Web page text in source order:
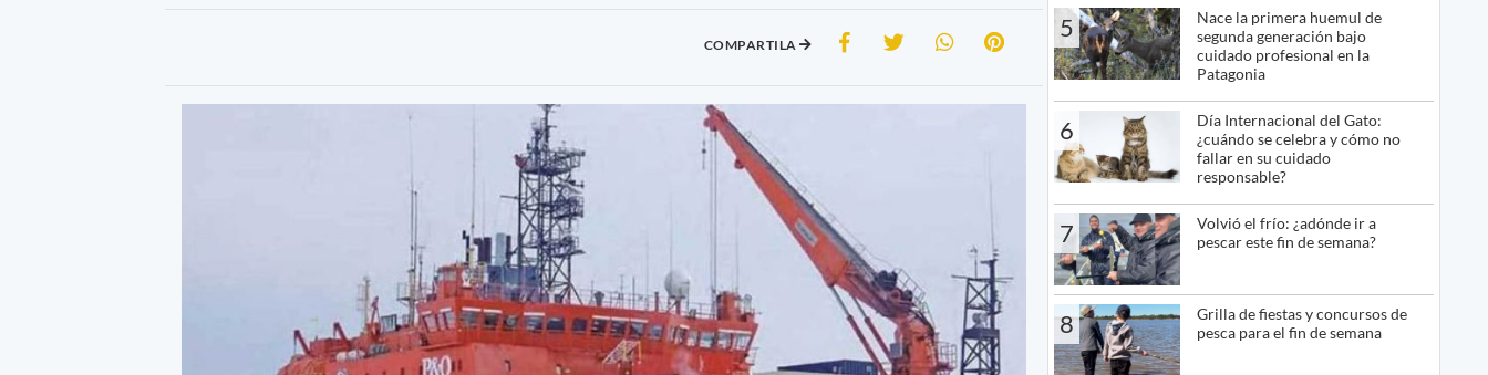
COMPARTILA
5
Nace la primera huemul de
segunda generación bajo
cuidado profesional en la
Patagonia
6
Día Internacional del Gato:
¿cuándo se celebra y cómo no
fallar en su cuidado
responsable?
7
Volvió el frío: ¿adónde ir a
pescar este fin de semana?
8
Grilla de fiestas y concursos de
pesca para el fin de semana